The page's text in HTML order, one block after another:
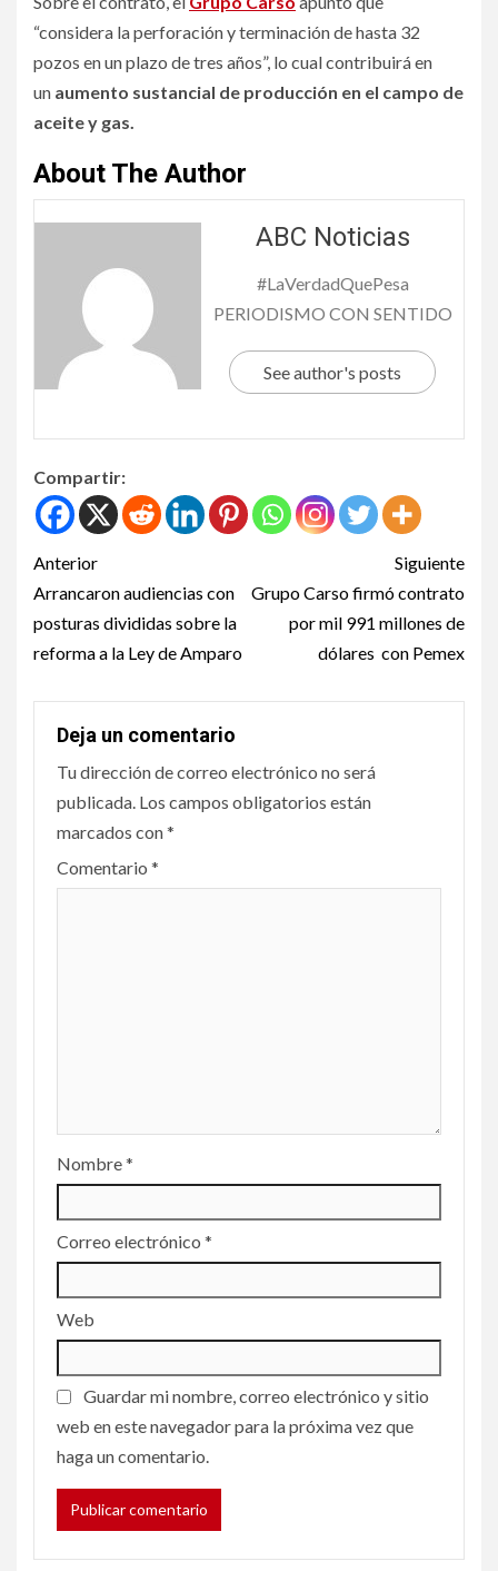
“considera la perforación y terminación de hasta 32
pozos en un plazo de tres años”, lo cual contribuirá en
un aumento sustancial de producción en el campo de
aceite y gas.
About The Author
ABC Noticias
#LaVerdadQuePesa
PERIODISMO CON SENTIDO
See author's posts
Compartir:
Anterior
Arrancaron audiencias con
posturas divididas sobre la
reforma a la Ley de Amparo
Siguiente
Grupo Carso firmó contrato
por mil 991 millones de
dólares con Pemex
Deja un comentario
Tu dirección de correo electrónico no será
publicada. Los campos obligatorios están
marcados con*
Comentario *
Nombre*
Correo electrónico *
Web
Guardar mi nombre, correo electrónico y sitio
web en este navegador para la próxima vez que
haga un comentario.